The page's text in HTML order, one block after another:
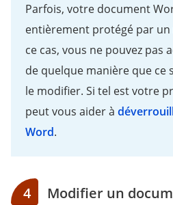
Parfois, votre document
entièrement protégé par un
ce cas, vous ne pouvez pas
de quelque manière que ce
le modifier. Si tel est votre
peut vous aider à
Word.
4
Modifier un